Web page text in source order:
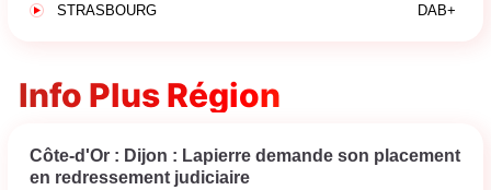
STRASBOURG DAB+
Info Plus Région
Côte-d'Or : Dijon : Lapierre demande son placement
en redressement judiciaire